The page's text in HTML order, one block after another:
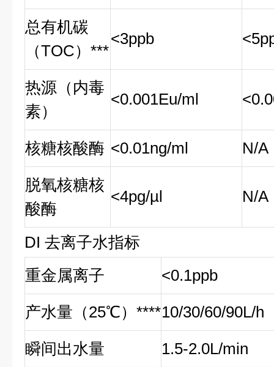
总有机碳
（TOC） ***
<3ppb
热源（内毒
素）
<0.001Eu/ml
核糖核酸酶 <0.01ng/ml
N/A
脱氧核糖核
酸酶
<4pg/µl N/A
DI 去离子水指标
重金属离子
<0.1ppb
产水量（25℃） ****10/30/60/90L/h
瞬间出水量
1.5-2.0L/min